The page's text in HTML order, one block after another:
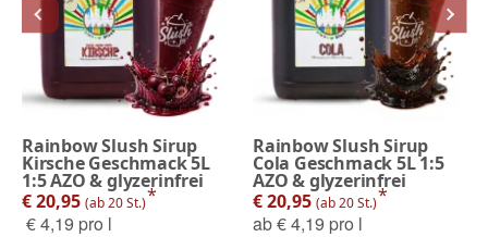
Rainbow Slush Sirup
Kirsche Geschmack 5L
1:5 AZO & glyzerinfrei
€ 20,95 (ab 20 St.)*
€ 4,19 pro l
Rainbow Slush Sirup
Cola Geschmack 5L 1:5
AZO & glyzerinfrei
€ 20,95 (ab 20 St.)*
ab€ 4,19 pro l